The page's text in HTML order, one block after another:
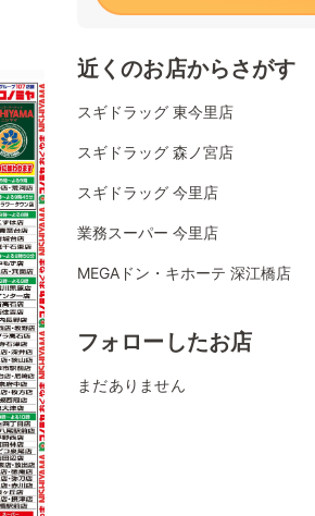
近くのお店からさがす
スギドラッグ 東今里店
スギドラッグ 森ノ宮店
スギドラッグ 今里店
業務スーパー 今里店
MEGAドン・キホーテ 深江橋店
フォローしたお店
まだありません